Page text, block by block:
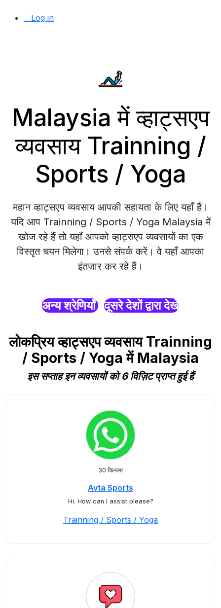
__Log in
Malaysia में व्हाट्सएप
व्यवसाय Trainning /
Sports / Yoga
महान व्हाट्सएप व्यवसाय आपकी सहायता के लिए यहाँ हैं।
यदि आप Trainning / Sports / Yoga Malaysia में
खोज रहे हैं तो यहाँ आपको व्हाट्सएप व्यवसायों का एक
विस्तृत चयन मिलेगा। उनसे संपर्क करें। वे यहाँ आपका
इंतजार कर रहे हैं।
अन्य श्रेणियाँ दूसरे देशों द्वारा देखें
लोकप्रिय व्हाट्सएप व्यवसाय Trainning
/ Sports / Yoga में Malaysia
इस सप्ताह इन व्यवसायों को 6 विज़िट प्राप्त हुई हैं
30 क्लिक्स
Avta Sports
Hi. How can I assist please?
Trainning / Sports / Yoga